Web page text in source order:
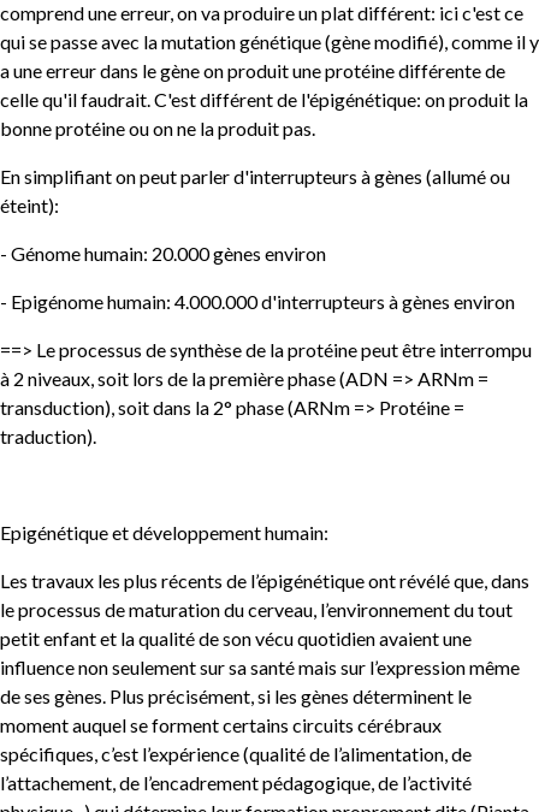
comprend une erreur, on va produire un plat différent: ici c'est ce
qui se passe avec la mutation génétique (gène modifié), comme il y
a une erreur dans le gène on produit une protéine différente de
celle qu'il faudrait. C'est différent de l'épigénétique: on produit la
bonne protéine ou on ne la produit pas.
En simplifiant on peut parler d'interrupteurs à gènes (allumé ou
éteint):
- Génome humain: 20.000 gènes environ
- Epigénome humain: 4.000.000 d'interrupteurs à gènes environ
==> Le processus de synthèse de la protéine peut être interrompu
à 2 niveaux, soit lors de la première phase (ADN => ARNm =
transduction), soit dans la 2° phase (ARNm => Protéine =
traduction).
Epigénétique et développement humain:
Les travaux les plus récents de l’épigénétique ont révélé que, dans
le processus de maturation du cerveau, l’environnement du tout
petit enfant et la qualité de son vécu quotidien avaient une
influence non seulement sur sa santé mais sur l’expression même
de ses gènes. Plus précisément, si les gènes déterminent le
moment auquel se forment certains circuits cérébraux
spécifiques, c’est l’expérience (qualité de l’alimentation, de
l’attachement, de l’encadrement pédagogique, de l’activité